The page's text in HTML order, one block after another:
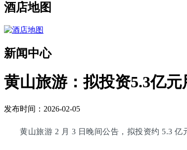
酒店地图
新闻中心
黄山旅游：拟投资5.3亿
发布时间：2026-02-05
黄山旅游 2 月 3 日晚间公告，拟投资约 5.3 亿